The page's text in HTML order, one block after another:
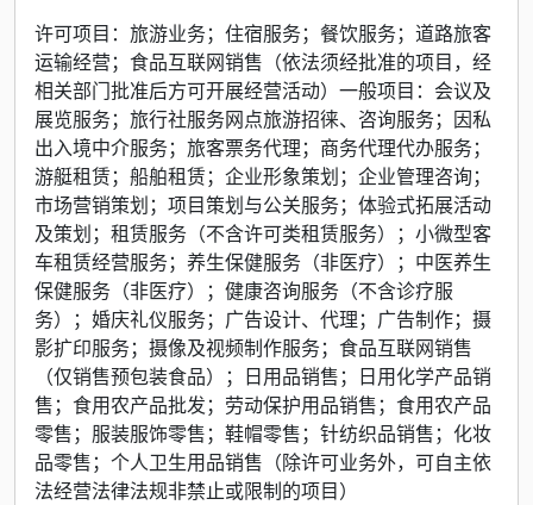
许可项目：旅游业务；住宿服务；餐饮服务；道路旅客
运输经营；食品互联网销售（依法须经批准的项目，经
相关部门批准后方可开展经营活动）一般项目：会议及
展览服务；旅行社服务网点旅游招徕、咨询服务；因私
出入境中介服务；旅客票务代理；商务代理代办服务；
游艇租赁；船舶租赁；企业形象策划；企业管理咨询；
市场营销策划；项目策划与公关服务；体验式拓展活动
及策划；租赁服务（不含许可类租赁服务）；小微型客
车租赁经营服务；养生保健服务（非医疗）；中医养生
保健服务（非医疗）；健康咨询服务（不含诊疗服
务）；婚庆礼仪服务；广告设计、代理；广告制作；摄
影扩印服务；摄像及视频制作服务；食品互联网销售
（仅销售预包装食品）；日用品销售；日用化学产品销
售；食用农产品批发；劳动保护用品销售；食用农产品
零售；服装服饰零售；鞋帽零售；针纺织品销售；化妆
品零售；个人卫生用品销售（除许可业务外，可自主依
法经营法律法规非禁止或限制的项目）